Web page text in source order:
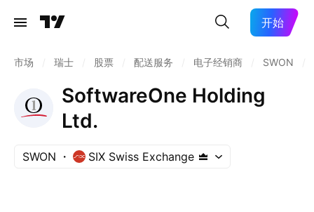
开始
市场 瑞士 股票 配送服务 电子经销商 SWON
SoftwareOne Holding
Ltd.
SWON SIX Swiss Exchange